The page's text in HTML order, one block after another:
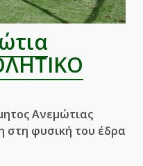
Ανεμώτιας
στη φυσική του έδρα